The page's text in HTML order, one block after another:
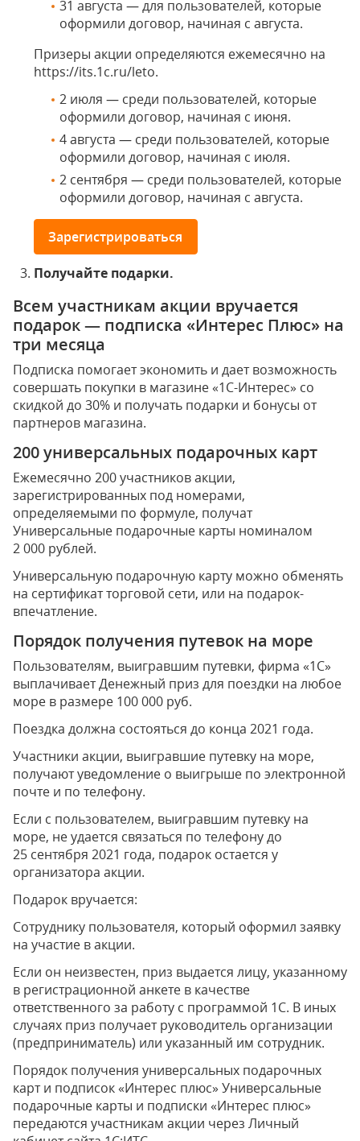
31 августа — для пользователей, которые
оформили договор, начиная с августа.
Призеры акции определяются ежемесячно на
https://its.1c.ru/leto.
2 июля — среди пользователей, которые
оформили договор, начиная с июня.
4 августа — среди пользователей, которые
оформили договор, начиная с июля.
2 сентября — среди пользователей, которые
оформили договор, начиная с августа.
Зарегистрироваться
Получайте подарки.
Всем участникам акции вручается
подарок — подписка «Интерес Плюс» на
три месяца
Подписка помогает экономить и дает возможность
совершать покупки в магазине «1С-Интерес» со
скидкой до 30% и получать подарки и бонусы от
партнеров магазина.
200 универсальных подарочных карт
Ежемесячно 200 участников акции,
зарегистрированных под номерами,
определяемыми по формуле, получат
Универсальные подарочные карты номиналом
2 000 рублей.
Универсальную подарочную карту можно обменять
на сертификат торговой сети, или на подарок-
впечатление.
Порядок получения путевок на море
Пользователям, выигравшим путевки, фирма «1С»
выплачивает Денежный приз для поездки на любое
море в размере 100 000 руб.
Поездка должна состояться до конца 2021 года.
Участники акции, выигравшие путевку на море,
получают уведомление о выигрыше по электронной
почте и по телефону.
Если с пользователем, выигравшим путевку на
море, не удается связаться по телефону до
25 сентября 2021 года, подарок остается у
организатора акции.
Подарок вручается:
Сотруднику пользователя, который оформил заявку
на участие в акции.
Если он неизвестен, приз выдается лицу, указанному
в регистрационной анкете в качестве
ответственного за работу с программой 1С. В иных
случаях приз получает руководитель организации
(предприниматель) или указанный им сотрудник.
Порядок получения универсальных подарочных
карт и подписок «Интерес плюс» Универсальные
подарочные карты и подписки «Интерес плюс»
передаются участникам акции через Личный